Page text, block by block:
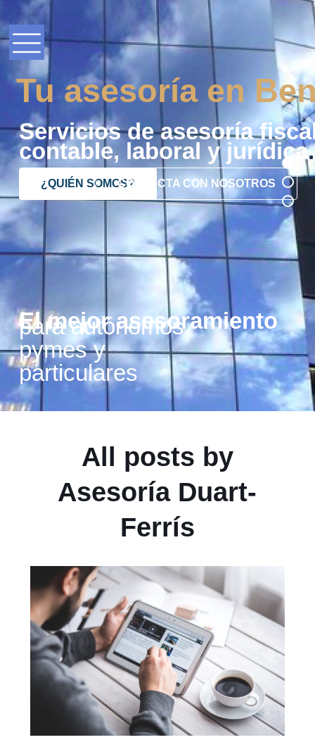
Tu asesoría en
Servicios de asesoría
contable, laboral y jurídica.
¿QUIÉN SOMOS?CONTACTA CON NOSOTROS
El mejor asesoramiento
para autónomos,
pymes y
particulares
All posts by
Asesoría Duart-
Ferrís